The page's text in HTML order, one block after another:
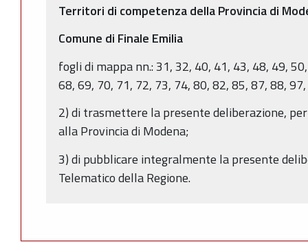
Territori di competenza della Provincia di
Comune di Finale Emilia
fogli di mappa nn.: 31, 32, 40, 41, 43, 48, 49,
68, 69, 70, 71, 72, 73, 74, 80, 82, 85, 87, 88,
2) di trasmettere la presente deliberazione,
alla Provincia di Modena;
3) di pubblicare integralmente la presente
Telematico della Regione.